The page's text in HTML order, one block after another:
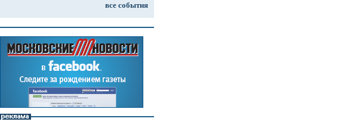
все события